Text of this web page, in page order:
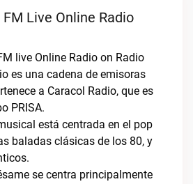
Live Online Radio
live Online Radio on Radio
es una cadena de emisoras
a Caracol Radio, que es
PRISA.
está centrada en el pop
baladas clásicas de los 80, y
se centra principalmente